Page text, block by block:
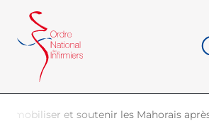
contenu
principal
d'Ariane
Se mobiliser et soutenir les Mahorais
page
Panneau de gestion des cookies